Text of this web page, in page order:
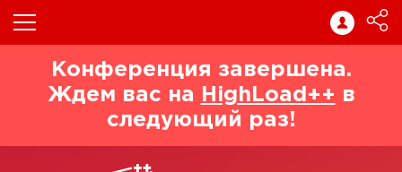
Конференция завершена.
Ждем вас на
HighLoad++ в
следующий раз!